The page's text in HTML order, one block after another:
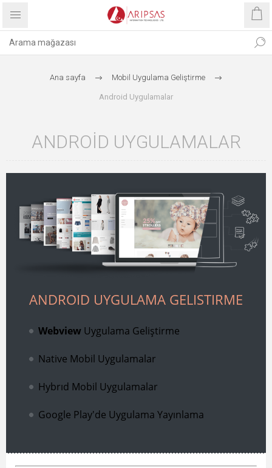
Ana sayfa Mobil Uygulama Geliştirme
Android Uygulamalar
ANDROID UYGULAMALAR
ANDROID UYGULAMA GELIŞTIRME
Webview Uygulama Geliştirme
Native Mobil Uygulamalar
Hybrıd Mobil Uygulamalar
Google Play'de Uygulama Yayınlama